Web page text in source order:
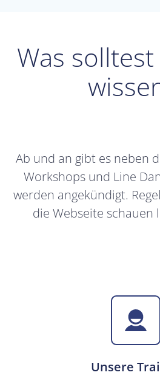
Was
Ab und an gibt es neben
Workshops und Line
werden angekündigt.
die Webseite schauen
Unsere